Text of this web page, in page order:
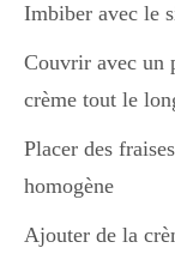
Imbiber avec le
Couvrir avec un
crème tout le
Placer des
homogène
Ajouter de la